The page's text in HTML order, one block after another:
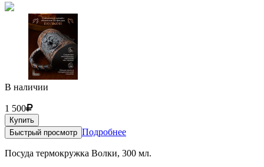
В наличии
1 500
Купить
Быстрый просмотр Подробнее
Посуда термокружка Волки, 300 мл.